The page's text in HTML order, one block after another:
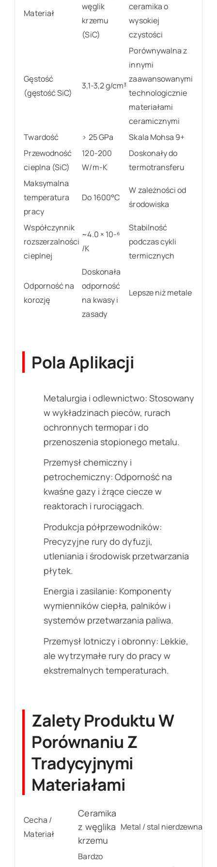
Materiał
węglik
krzemu
(SiC)
ceramika o
wysokiej
czystości
Gęstość
(gęstość SiC)
3,1-3,2 g/cm³
Porównywalna z
innymi
zaawansowanymi
technologicznie
materiałami
ceramicznymi
Twardość
> 25 GPa
Skala Mohsa 9+
Przewodność
cieplna (SiC)
120-200
W/m-K
Doskonały do
termotransferu
Maksymalna
temperatura
pracy
Do 1600°C
W zależności od
środowiska
Współczynnik
rozszerzalności
cieplnej
~4.0 × 10-⁶
/K
Stabilność
podczas cykli
termicznych
Odporność na
korozję
Doskonała
odporność
na kwasy i
zasady
Lepsze niż metale
Pola Aplikacji
Metalurgia i odlewnictwo: Stosowany
w wykładzinach pieców, rurach
ochronnych termopar i do
przenoszenia stopionego metalu.
Przemysł chemiczny i
petrochemiczny: Odporność na
kwaśne gazy i żrące ciecze w
reaktorach i rurociągach.
Produkcja półprzewodników:
Precyzyjne rury do dyfuzji,
utleniania i środowisk przetwarzania
płytek.
Energia i zasilanie: Komponenty
wymienników ciepła, palników i
systemów przetwarzania paliwa.
Przemysł lotniczy i obronny: Lekkie,
ale wytrzymałe rury do pracy w
ekstremalnych temperaturach.
Zalety Produktu W
Porównaniu Z
Tradycyjnymi
Materiałami
Cecha /
Materiał
Ceramika
z węglika
krzemu
Metal / stal nierdzewna
Bardzo